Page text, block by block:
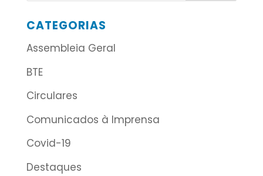
CATEGORIAS
Assembleia Geral
BTE
Circulares
Comunicados à Imprensa
Covid-19
Destaques